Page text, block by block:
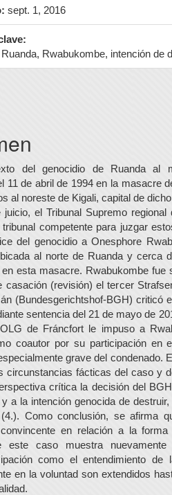
sept. 1, 2016
Rwabukombe, intención de
del genocidio de Ruanda al
11 de abril de 1994 en la masacre
al noreste de Kigali, capital de
el Tribunal Supremo
competente para juzgar
del genocidio a Onesphore
al norte de Ruanda y cerca
esta masacre. Rwabukombe fue
casación (revisión) el tercer
(Bundesgerichtshof-BGH) criticó
sentencia del 21 de mayo de
de Fráncfort le impuso a
coautor por su participación en
grave del condenado.
circunstancias fácticas del caso y
crítica la decisión del
a la intención genocida de
Como conclusión, se afirma
en relación a la
este caso muestra
como el entendimiento
en la voluntad son extendidos